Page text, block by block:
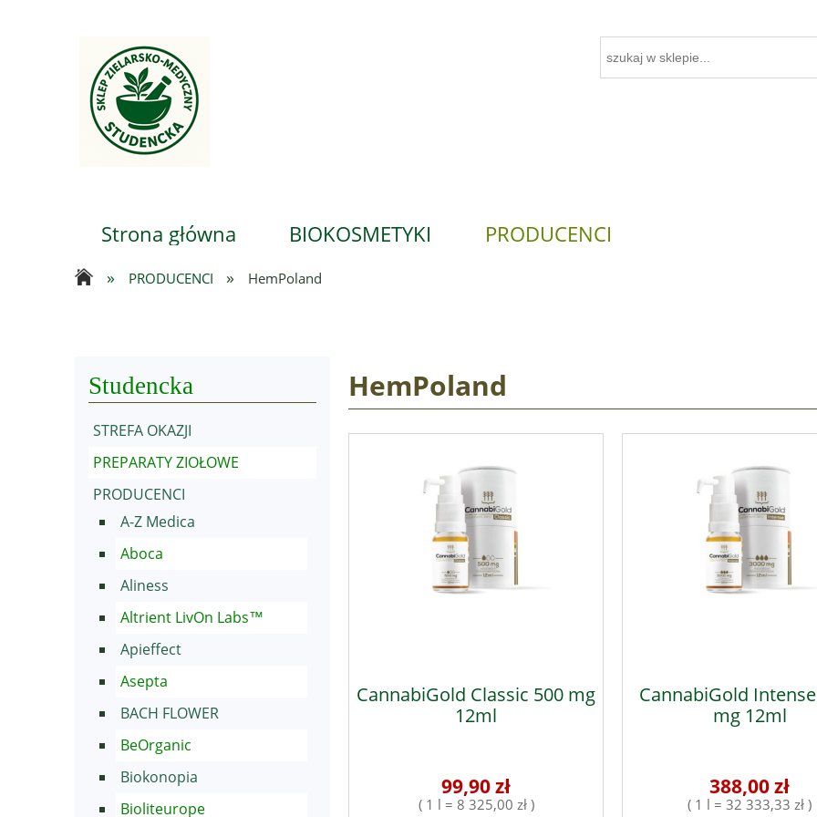
Strona główna BIOKOSMETYKI PRODUCENCI
» PRODUCENCI » HemPoland
Studencka
STREFA OKAZJI
PREPARATY ZIOŁOWE
PRODUCENCI
A-Z Medica
Aboca
Aliness
Altrient LivOn Labs™
Apieffect
Asepta
BACH FLOWER
BeOrganic
Biokonopia
Bioliteurope
HemPoland
CannabiGold Classic 500 mg
12ml
99,90 zł
( 1 l = 8 325,00 zł )
CannabiGold
mg 12ml
388,00 zł
( 1 l = 32 333,33 zł )